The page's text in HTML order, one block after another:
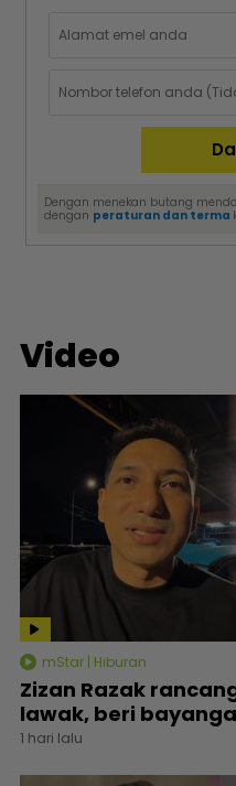
Dengan menekan butang
dengan peraturan dan terma
Video
mStar | Hiburan
Zizan Razak
lawak, beri
1 hari lalu